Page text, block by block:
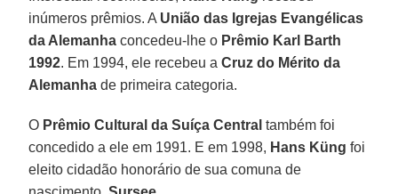
inúmeros prêmios. A União das Igrejas Evangélicas
da Alemanha concedeu-lhe o Prêmio Karl Barth
1992. Em 1994, ele recebeu aCruz do Mérito da
Alemanha de primeira categoria.
O Prêmio Cultural da Suíça Central também foi
concedido a ele em 1991. E em 1998, Hans Küng foi
eleito cidadão honorário de sua comuna de